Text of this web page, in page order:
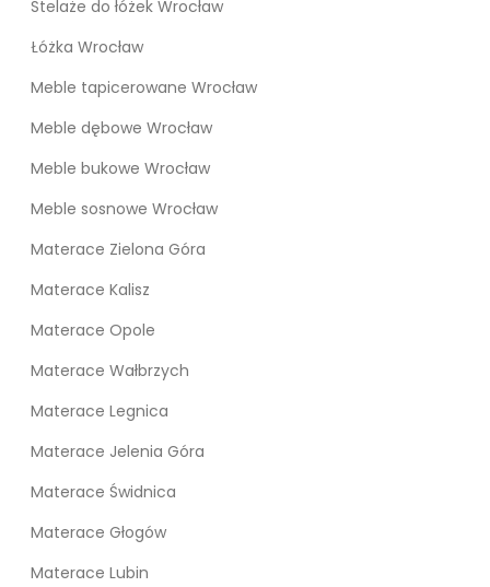
Stelaże do łóżek Wrocław
Łóżka Wrocław
Meble tapicerowane Wrocław
Meble dębowe Wrocław
Meble bukowe Wrocław
Meble sosnowe Wrocław
Materace Zielona Góra
Materace Kalisz
Materace Opole
Materace Wałbrzych
Materace Legnica
Materace Jelenia Góra
Materace Świdnica
Materace Głogów
Materace Lubin